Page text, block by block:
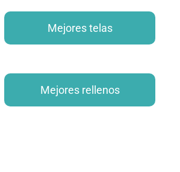
Mejores telas
Mejores rellenos